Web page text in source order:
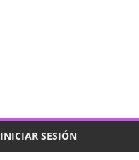
INICIAR SESIÓN